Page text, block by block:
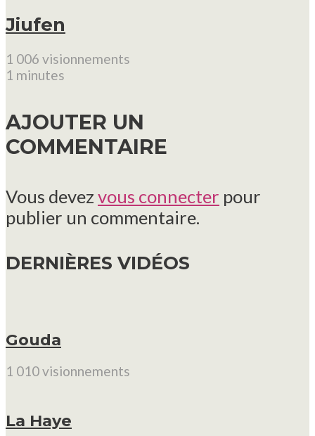
Jiufen
1 006 visionnements
1 minutes
AJOUTER UN
COMMENTAIRE
Vous devez vous connecter pour
publier un commentaire.
DERNIÈRES VIDÉOS
Gouda
1 010 visionnements
La Haye